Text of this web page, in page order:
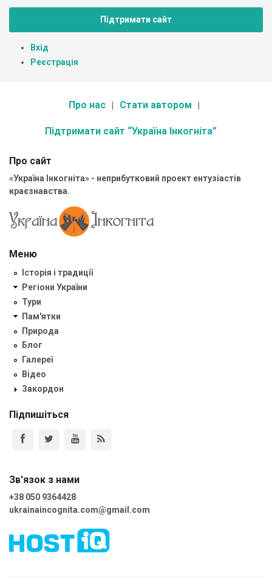
Підтримати сайт
Вхід
Реєстрація
Про нас Стати автором
Підтримати сайт “Україна Інкогніта”
Про сайт
«Україна Інкогніта» - неприбутковий проект ентузіастів
краєзнавства.
Меню
Історія і традиції
Регіони України
Тури
Пам'ятки
Природа
Блог
Галереї
Відео
Закордон
Підпишіться
Зв'язок з нами
+38 050 9364428
ukrainaincognita.com@gmail.com